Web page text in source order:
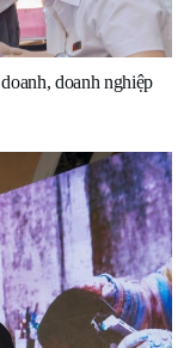
doanh nghiệp